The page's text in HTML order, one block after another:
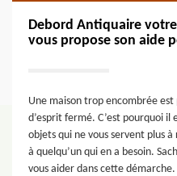
Debord Antiquaire
vous propose son aide
Une maison trop encombrée
d’esprit fermé. C’est pourquoi
objets qui ne vous servent plus
à quelqu’un qui en a besoin.
vous aider dans cette